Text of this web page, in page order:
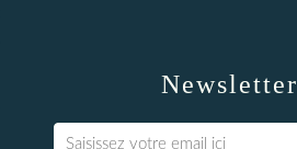
Newsletter